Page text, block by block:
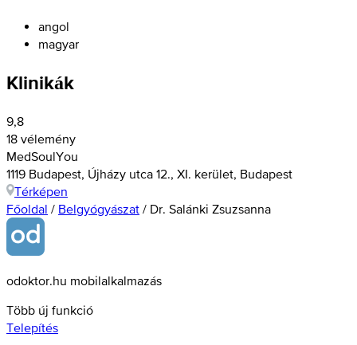
angol
magyar
Klinikák
9,8
18 vélemény
MedSoulYou
1119 Budapest, Újházy utca 12., XI. kerület, Budapest
Térképen
Főoldal / Belgyógyászat / Dr. Salánki Zsuzsanna
odoktor.hu mobilalkalmazás
Több új funkció
Telepítés